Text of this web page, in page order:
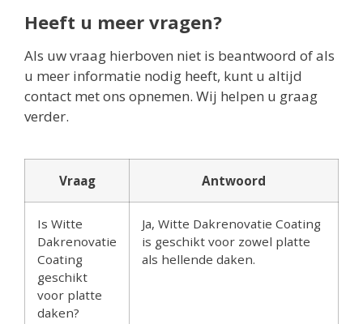
Heeft u meer vragen?
Als uw vraag hierboven niet is beantwoord of als
u meer informatie nodig heeft, kunt u altijd
contact met ons opnemen. Wij helpen u graag
verder.
Vraag Antwoord
Is Witte
Dakrenovatie
Coating
geschikt
voor platte
daken?
Ja, Witte Dakrenovatie Coating
is geschikt voor zowel platte
als hellende daken.